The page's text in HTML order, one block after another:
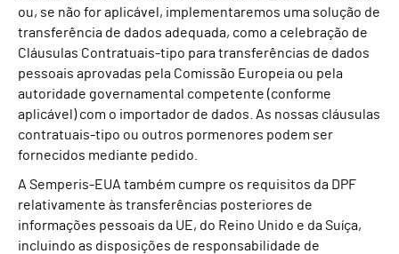
ou, se não for aplicável, implementaremos uma solução de
transferência de dados adequada, como a celebração de
Cláusulas Contratuais-tipo para transferências de dados
pessoais aprovadas pela Comissão Europeia ou pela
autoridade governamental competente (conforme
aplicável) com o importador de dados. As nossas cláusulas
contratuais-tipo ou outros pormenores podem ser
fornecidos mediante pedido.
A Semperis-EUA também cumpre os requisitos da DPF
relativamente às transferências posteriores de
informações pessoais da UE, do Reino Unido e da Suíça,
incluindo as disposições de responsabilidade de